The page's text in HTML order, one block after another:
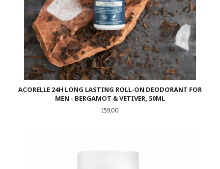
ACORELLE 24H LONG LASTING ROLL-ON DEODORANT FOR
MEN - BERGAMOT & VETIVER, 50ML
Pris
159,00